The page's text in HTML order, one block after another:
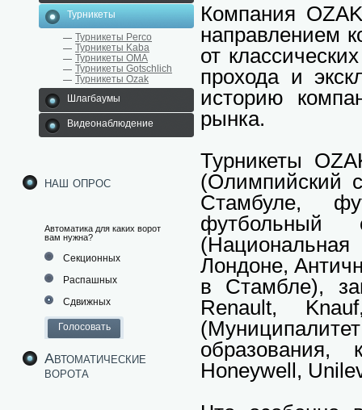
Турникеты
Турникеты Perco
Турникеты Kaba
Турникеты ОМА
Турникеты Gotschlich
Турникеты Ozak
Шлагбаумы
Видеонаблюдение
наш опрос
Автоматика для каких ворот
вам нужна?
Секционных
Распашных
Сдвижных
Автоматические
ворота
Компания
направлением
от
прохода и
историю
рынка.
Турникеты
(Олимпийский
Стамбуле,
футбольный
Лондоне,
в Стамбле),
Renault,
образования,
Honeywell,